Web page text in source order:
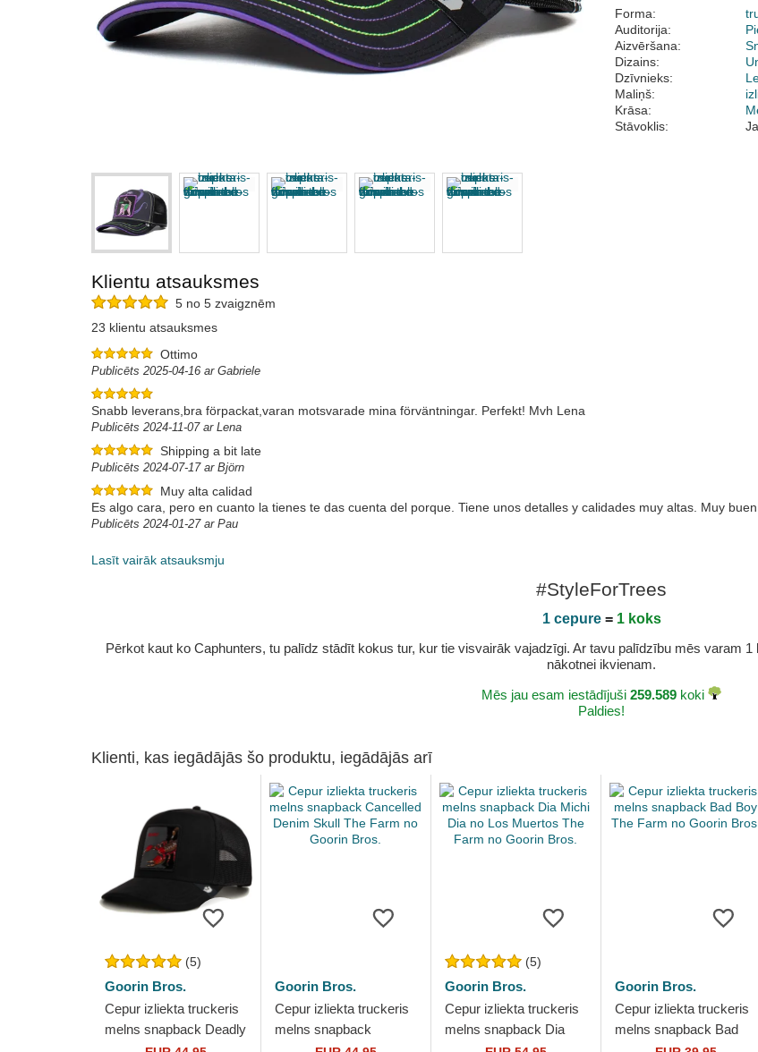
Forma:
Auditorija:
Aizvēršana:
Dizains:
Dzīvnieks:
Maliņš:
Krāsa:
Stāvoklis:
Klientu atsauksmes
5 no 5 zvaigznēm
23 klientu atsauksmes
Ottimo
Publicēts 2025-04-16 ar Gabriele
Snabb leverans,bra förpackat,varan motsvarade mina förväntningar. Perfekt! Mvh Lena
Publicēts 2024-11-07 ar Lena
Shipping a bit late
Publicēts 2024-07-17 ar Björn
Muy alta calidad
Es algo cara, pero en cuanto la tienes te das cuenta del porque. Tiene unos detalles y calidades muy altas. Muy
Publicēts 2024-01-27 ar Pau
Lasīt vairāk atsauksmju
#StyleForTrees
1 cepure= 1 koks
Pērkot kaut ko Caphunters, tu palīdz stādīt kokus tur, kur tie visvairāk vajadzīgi. Ar tavu palīdzību mēs varam
nākotnei ikvienam.
Mēs jau esam iestādījuši 259.589 koki
Paldies!
Klienti, kas iegādājās šo produktu, iegādājās arī
(5)
Goorin Bros.
Cepur izliekta truckeris
melns snapback Deadly
Goorin Bros.
Cepur izliekta truckeris
melns snapback
(5)
Goorin Bros.
Cepur izliekta truckeris
melns snapback Dia
Goorin Bros.
Cepur izliekta truckeris
melns snapback Bad